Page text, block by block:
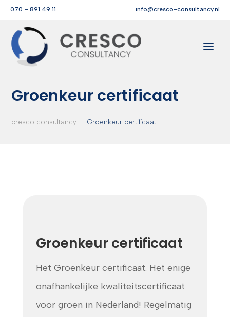
070 – 891 49 11 info@cresco-consultancy.nl
CONTACT
Groenkeur certificaat
cresco consultancy | Groenkeur certificaat
Groenkeur certificaat
Het Groenkeur certificaat. Het enige
onafhankelijke kwaliteitscertificaat
voor groen in Nederland! Regelmatig